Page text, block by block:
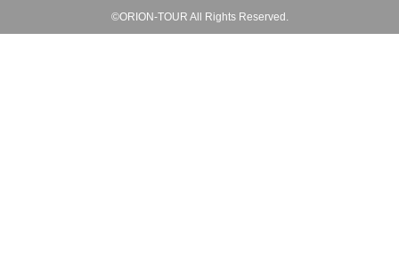
©ORION-TOUR All Rights Reserved.